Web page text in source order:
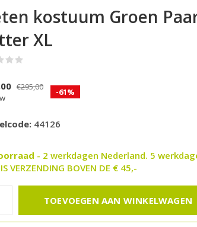
kostuum Groen
XL
€295,00
-61%
44126
- 2 werkdagen Nederland. 5
VERZENDING BOVEN DE € 45,-
TOEVOEGEN AAN WINKELWAGEN